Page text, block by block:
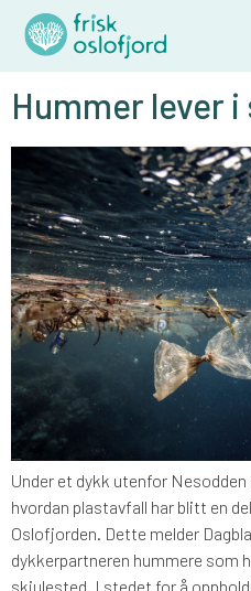
Hummer lever i
Under et dykk utenfor
hvordan plastavfall har blitt en
Oslofjorden. Dette melder
dykkerpartneren hummere som
skjulested. I stedet for å